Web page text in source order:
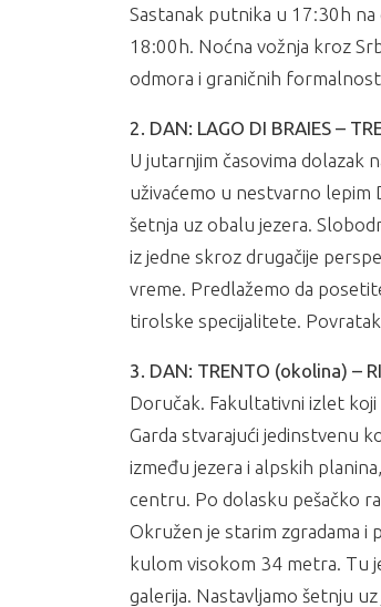
Sastanak putnika u 17:30h
18:00h. Noćna vožnja kroz
odmora i graničnih
2. DAN: LAGO DI BRAIES –
U jutarnjim časovima dolazak
uživaćemo u nestvarno lepim
šetnja uz obalu jezera.
iz jedne skroz drugačije
vreme. Predlažemo da
tirolske specijalitete.
3. DAN: TRENTO (okolina) –
Doručak. Fakultativni izlet
Garda stvarajući jedinstvenu
između jezera i alpskih
centru. Po dolasku pešačko
Okružen je starim zgradama i
kulom visokom 34 metra. Tu
galerija. Nastavljamo šetnju